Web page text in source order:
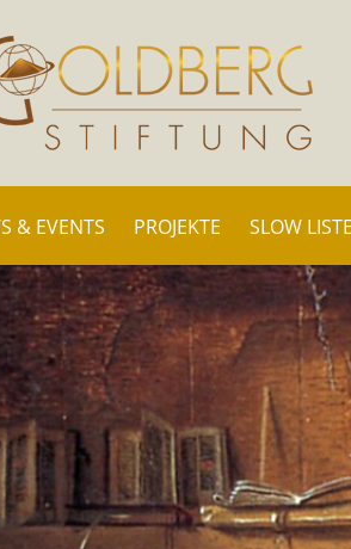
& EVENTS PROJEKTE SLOW